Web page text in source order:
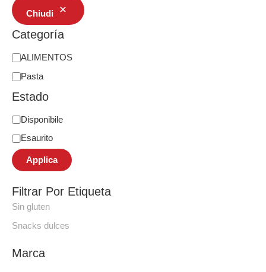
Chiudi
Categoría
ALIMENTOS
Pasta
Estado
Disponibile
Esaurito
Applica
Filtrar Por Etiqueta
Sin gluten
Snacks dulces
Marca